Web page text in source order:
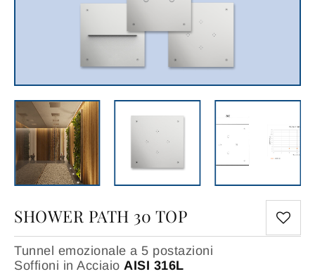
SHOWER PATH 30 TOP
Tunnel emozionale a 5 postazioni
Soffioni in Acciaio AISI 316L